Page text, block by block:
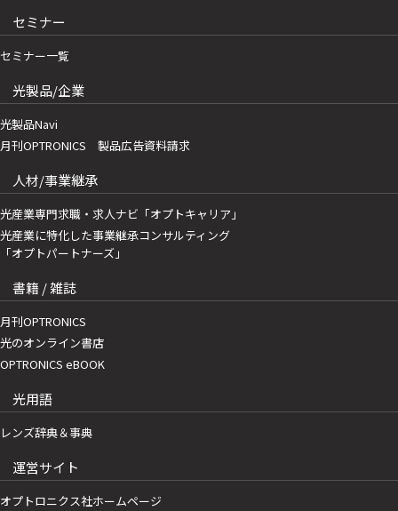
セミナー
セミナー一覧
光製品/企業
光製品Navi
月刊OPTRONICS 製品広告資料請求
人材/事業継承
光産業専門求職・求人ナビ「オプトキャリア」
光産業に特化した事業継承コンサルティング
「オプトパートナーズ」
書籍 / 雑誌
月刊OPTRONICS
光のオンライン書店
OPTRONICS eBOOK
光用語
レンズ辞典＆事典
運営サイト
オプトロニクス社ホームページ